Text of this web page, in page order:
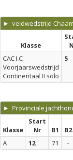
► veldwedstrijd
Klasse
CAC I.C
Voorjaarswedstrijd
Continentaal II solo
5
► Provinciale
Klasse
Start
Nr
B1 B2
A
12 71 -